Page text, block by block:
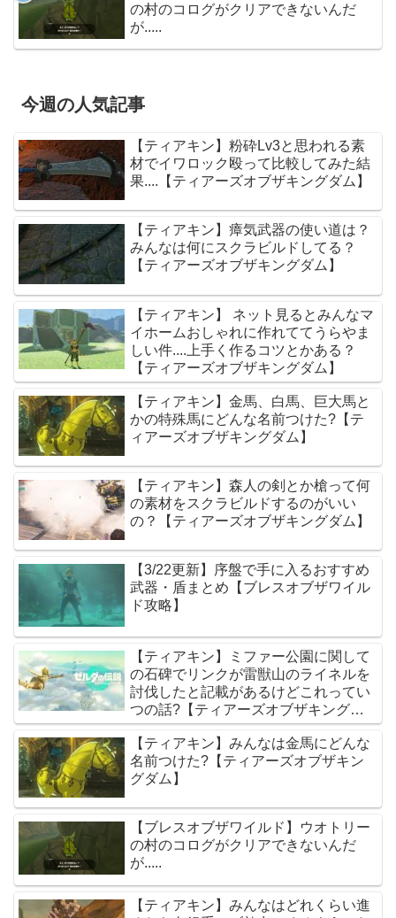
の村のコログがクリアできないんだ
が.....
今週の人気記事
【ティアキン】粉砕Lv3と思われる素
材でイワロック殴って比較してみた結
果....【ティアーズオブザキングダム】
【ティアキン】瘴気武器の使い道は？
みんなは何にスクラビルドしてる？
【ティアーズオブザキングダム】
【ティアキン】 ネット見るとみんなマ
イホームおしゃれに作れててうらやま
しい件....上手く作るコツとかある？
【ティアーズオブザキングダム】
【ティアキン】金馬、白馬、巨大馬と
かの特殊馬にどんな名前つけた?【テ
ィアーズオブザキングダム】
【ティアキン】森人の剣とか槍って何
の素材をスクラビルドするのがいい
の？【ティアーズオブザキングダム】
【3/22更新】序盤で手に入るおすすめ
武器・盾まとめ【ブレスオブザワイル
ド攻略】
【ティアキン】ミファー公園に関して
の石碑でリンクが雷獣山のライネルを
討伐したと記載があるけどこれってい
つの話?【ティアーズオブザキングダ
ム】
【ティアキン】みんなは金馬にどんな
名前つけた?【ティアーズオブザキン
グダム】
【ブレスオブザワイルド】ウオトリー
の村のコログがクリアできないんだ
が.....
【ティアキン】みんなはどれくらい進